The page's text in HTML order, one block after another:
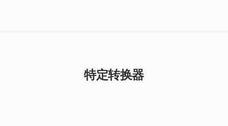
特定转换器